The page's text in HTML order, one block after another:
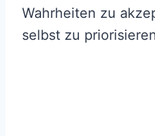
Wahrheiten zu
selbst zu